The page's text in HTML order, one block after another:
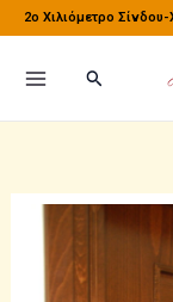
Μετάβαση
περιεχόμενο
2o Χιλιόμετρο
Αναζήτηση